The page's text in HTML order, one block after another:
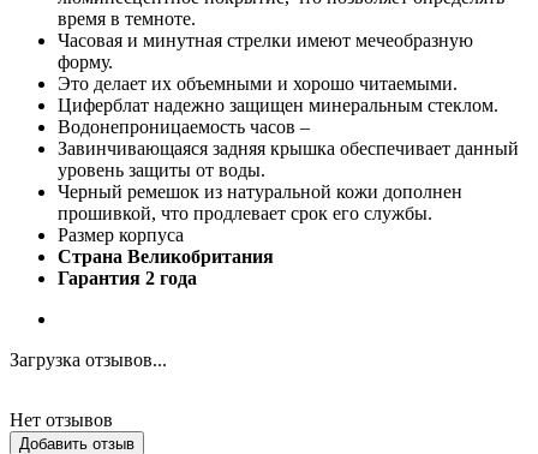
время в темноте.
Часовая и минутная стрелки имеют мечеобразную
форму.
Это делает их объемными и хорошо читаемыми.
Циферблат надежно защищен минеральным стеклом.
Водонепроницаемость часов –
Завинчивающаяся задняя крышка обеспечивает данный
уровень защиты от воды.
Черный ремешок из натуральной кожи дополнен
прошивкой, что продлевает срок его службы.
Размер корпуса
Страна Великобритания
Гарантия 2 года
Загрузка отзывов...
Нет отзывов
Добавить отзыв